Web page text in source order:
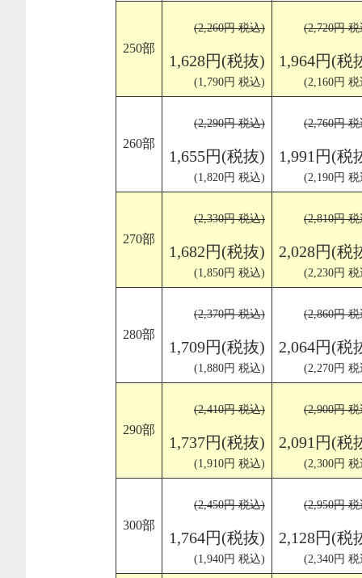
250部
(2,260円 税込)
1,628円(税抜)
(1,790円 税込)
(2,720円
1,964円(税
(2,160円
260部
(2,290円 税込)
1,655円(税抜)
(1,820円 税込)
(2,760円
1,991円(税
(2,190円
270部
(2,330円 税込)
1,682円(税抜)
(1,850円 税込)
(2,810円
2,028円(税
(2,230円
280部
(2,370円 税込)
1,709円(税抜)
(1,880円 税込)
(2,860円
2,064円(税
(2,270円
290部
(2,410円 税込)
1,737円(税抜)
(1,910円 税込)
(2,900円
2,091円(税
(2,300円
300部
(2,450円 税込)
1,764円(税抜)
(1,940円 税込)
(2,950円
2,128円(税
(2,340円